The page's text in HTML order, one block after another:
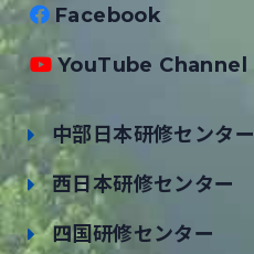
Facebook
YouTube Channel
中部日本研修センター
西日本研修センター
四国研修センター